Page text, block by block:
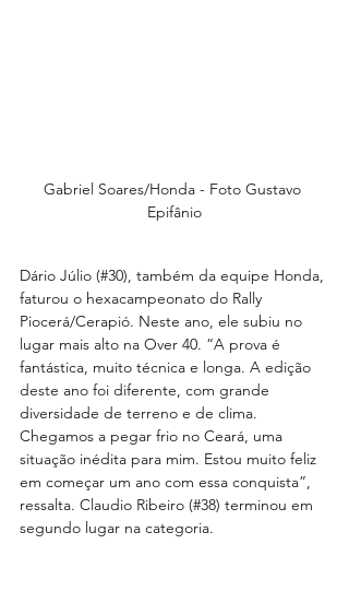
Gabriel Soares/Honda - Foto Gustavo
Epifânio
Dário Júlio (#30), também da equipe Honda,
faturou o hexacampeonato do Rally
Piocerá/Cerapió. Neste ano, ele subiu no
lugar mais alto na Over 40. “A prova é
fantástica, muito técnica e longa. A edição
deste ano foi diferente, com grande
diversidade de terreno e de clima.
Chegamos a pegar frio no Ceará, uma
situação inédita para mim. Estou muito feliz
em começar um ano com essa conquista”,
ressalta. Claudio Ribeiro (#38) terminou em
segundo lugar na categoria.